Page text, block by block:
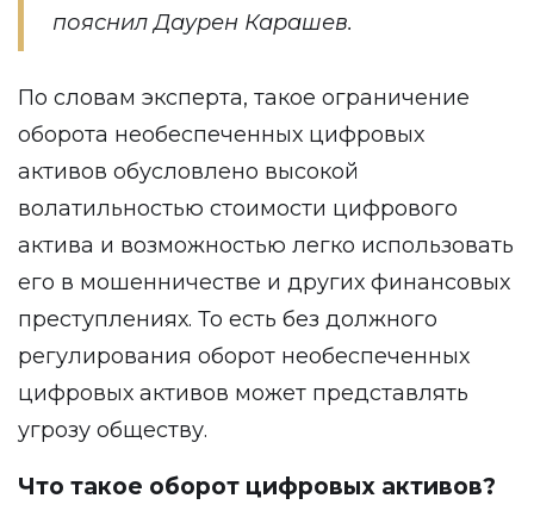
пояснил Даурен Карашев.
По словам эксперта, такое ограничение
оборота необеспеченных цифровых
активов обусловлено высокой
волатильностью стоимости цифрового
актива и возможностью легко использовать
его в мошенничестве и других финансовых
преступлениях. То есть без должного
регулирования оборот необеспеченных
цифровых активов может представлять
угрозу обществу.
Что такое оборот цифровых активов?